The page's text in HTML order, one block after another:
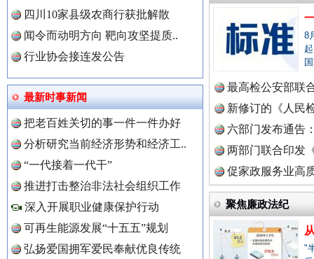
四川10家县级农商行获批解散
闻令而动明方向 靶向攻坚提质..
行业协会接连发公告
最新时事新闻
把老百姓关切的事一件一件办好
分析研究当前经济形势和经济工..
“一代接着一代干”
推进打击整治非法社会组织工作
深入开展职业健康保护行动
可再生能源发展“十五五”规划
弘扬爱国拥军爱民奉献优良传统
8
最高检公安部联
周岁未..
新修订的《人民
布
六部门发布通告
两部门联合印发
定》
促家政服务业高
聚焦廉政法纪
"
中国全民新闻网.
中国公众新闻网.
世界屋脊 天路回响 永